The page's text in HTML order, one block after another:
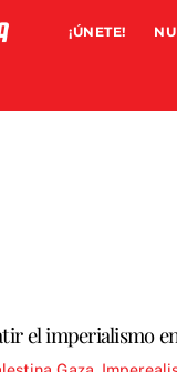
¡ÚNETE!
el imperialismo